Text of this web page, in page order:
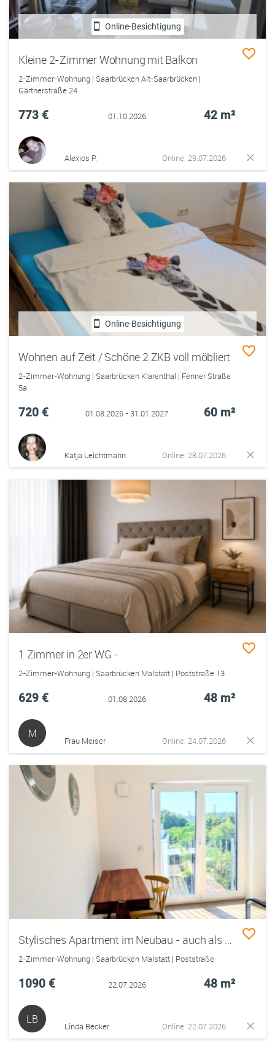
Online-Besichtigung
Kleine 2-Zimmer Wohnung mit Balkon
2-Zimmer-Wohnung | Saarbrücken Alt-Saarbrücken |
Gärtnerstraße 24
773 € 01.10.2026 42 m²
Alexios P. Online: 29.07.2026
Online-Besichtigung
Wohnen auf Zeit / Schöne 2 ZKB voll möbliert
2-Zimmer-Wohnung | Saarbrücken Klarenthal | Fenner Straße
5a
720 € 01.08.2026 - 31.01.2027 60 m²
Katja Leichtmann Online: 28.07.2026
1 Zimmer in 2er WG -
2-Zimmer-Wohnung | Saarbrücken Malstatt | Poststraße 13
629 € 01.08.2026 48 m²
M
Frau Meiser Online: 24.07.2026
Stylisches Apartment im Neubau - auch als 2er-WG geeignet
2-Zimmer-Wohnung | Saarbrücken Malstatt | Poststraße
1090 € 22.07.2026 48 m²
LB
Linda Becker Online: 22.07.2026